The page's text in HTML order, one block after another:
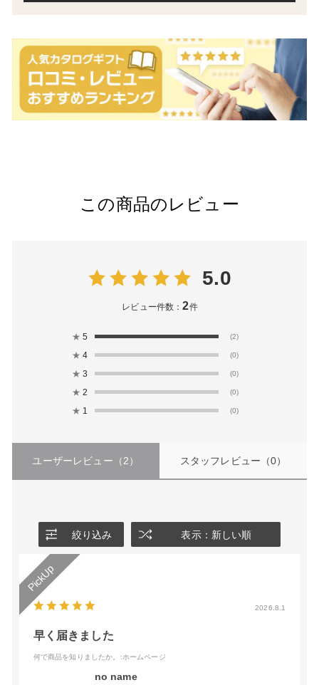
この商品のレビュー
5.0
レビュー件数：2件
★ 5 (2)
★ 4 (0)
★ 3 (0)
★ 2 (0)
★ 1 (0)
ユーザーレビュー （2） スタッフレビュー （0）
絞り込み 表示：新しい順
2026.8.1
早く届きました
何で商品を知りましたか。 :ホームページ
no name